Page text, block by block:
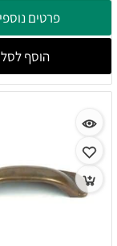
פרטים
הוסף לסל